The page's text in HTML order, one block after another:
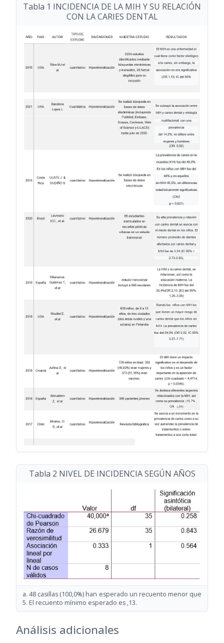
Tabla 1 INCIDENCIA DE LA MIH Y SU RELACIÓN
CON LA CARIES DENTAL
Tabla 2 NIVEL DE INCIDENCIA SEGÚN AÑOS
a. 48 casillas (100,0%) han esperado un recuento menor que
5. El recuento mínimo esperado es ,13.
Análisis adicionales